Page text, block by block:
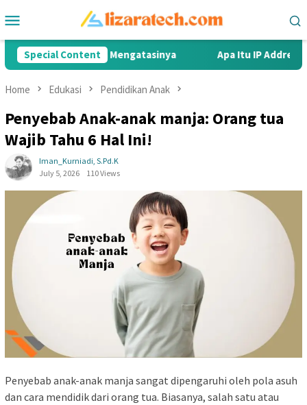
to
contentMenu
Special Content
Dan Cara Mengatasinya Apa Itu IP Address?
Home Edukasi Pendidikan Anak
Penyebab Anak-anak manja: Orang tua
Wajib Tahu 6 Hal Ini!
Iman_Kurniadi, S.Pd.K
July 5, 2026
110 Views
Penyebab anak-anak manja sangat dipengaruhi oleh pola asuh
dan cara mendidik dari orang tua. Biasanya, salah satu atau